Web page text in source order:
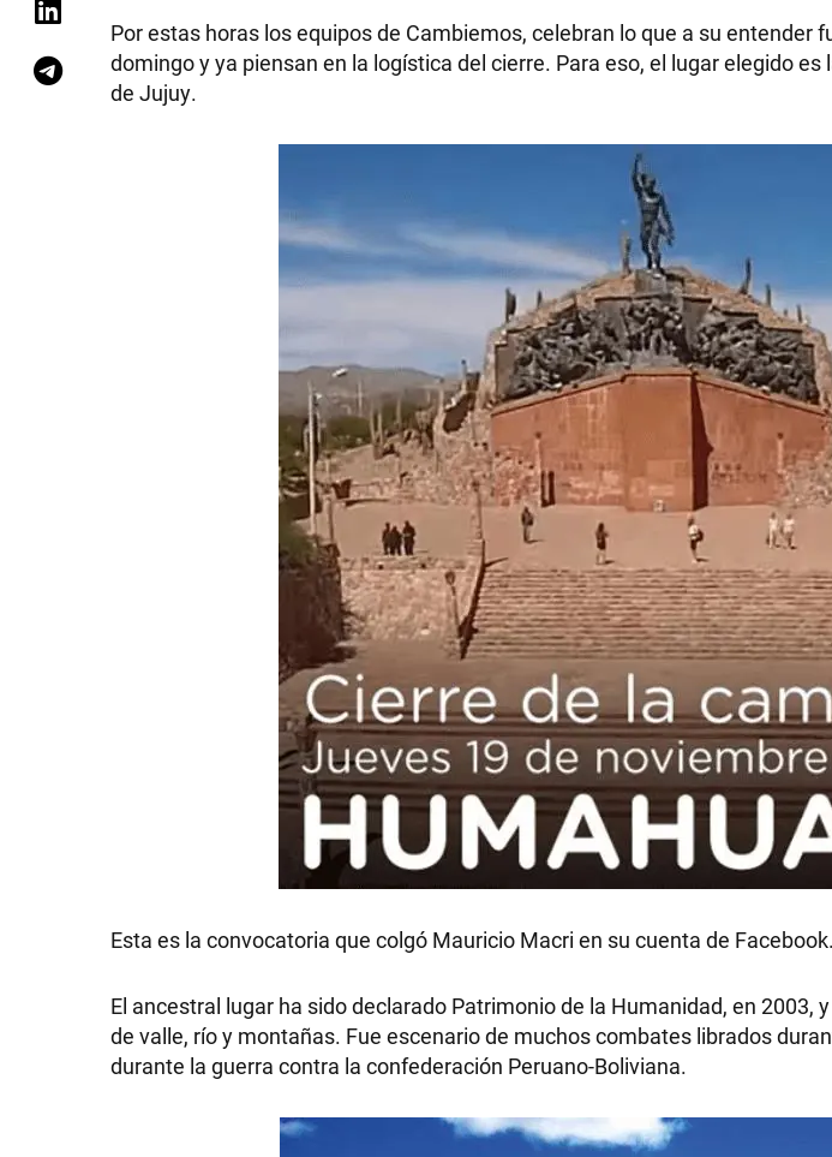
Por estas horas los equipos de Cambiemos, celebran lo que a su entender
domingo y ya piensan en la logística del cierre. Para eso, el lugar elegido
de Jujuy.
Esta es la convocatoria que colgó Mauricio Macri en su cuenta de Facebook.
El ancestral lugar ha sido declarado Patrimonio de la Humanidad, en 2003,
de valle, río y montañas. Fue escenario de muchos combates librados
durante la guerra contra la confederación Peruano-Boliviana.
POLÍTICA
ACTUALIDAD
POLICIALES
ECONOMÍA